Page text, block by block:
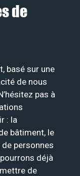
de
basé sur une
de nous
pas à
: la
bâtiment, le
personnes
déjà
de